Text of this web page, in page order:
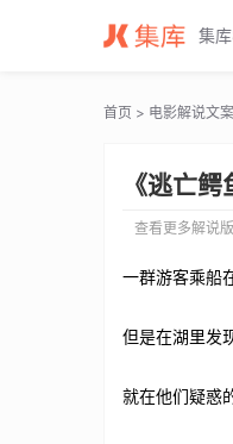
逃亡鳄鱼岛电影解说文案_逃
集
首页 > 电影解说文案
《逃亡
查看更多解说版
一群游客乘船
但是在湖里发
就在他们疑惑